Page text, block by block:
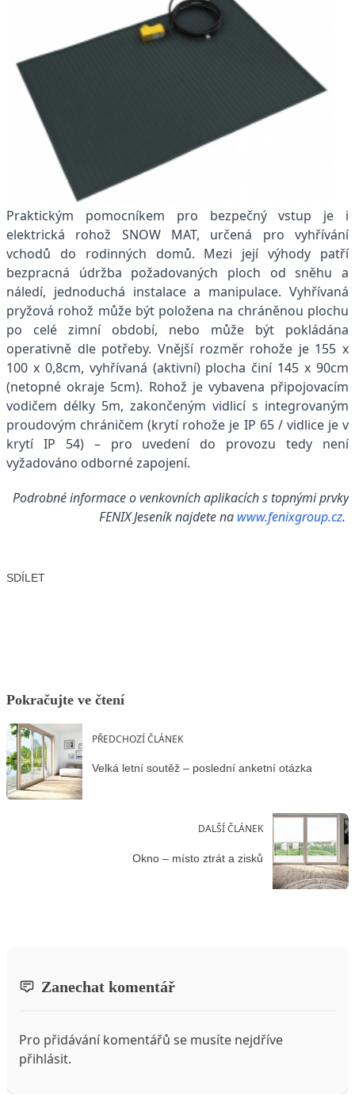
Praktickým pomocníkem pro bezpečný vstup je i
elektrická rohož SNOW MAT, určená pro vyhřívání
vchodů do rodinných domů. Mezi její výhody patří
bezpracná údržba požadovaných ploch od sněhu a
náledí, jednoduchá instalace a manipulace. Vyhřívaná
pryžová rohož může být položena na chráněnou plochu
po celé zimní období, nebo může být pokládána
operativně dle potřeby. Vnější rozměr rohože je 155 x
100 x 0,8cm, vyhřívaná (aktivní) plocha činí 145 x 90cm
(netopné okraje 5cm). Rohož je vybavena připojovacím
vodičem délky 5m, zakončeným vidlicí s integrovaným
proudovým chráničem (krytí rohože je IP 65 / vidlice je v
krytí IP 54) – pro uvedení do provozu tedy není
vyžadováno odborné zapojení.
Podrobné informace o venkovních aplikacích s topnými prvky
FENIX Jeseník najdete na www.fenixgroup.cz.
SDÍLET
Pokračujte ve čtení
PŘEDCHOZÍ ČLÁNEK
Velká letní soutěž – poslední anketní otázka
DALŠÍ ČLÁNEK
Okno – místo ztrát a zisků
Zanechat komentář
Pro přidávání komentářů se musíte nejdříve
přihlásit.